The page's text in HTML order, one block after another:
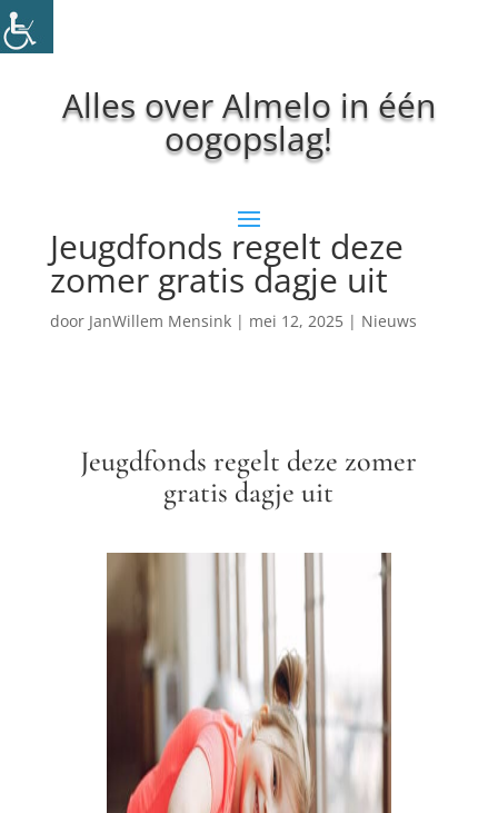
Alles over Almelo in één
oogopslag!
Jeugdfonds regelt deze
zomer gratis dagje uit
door JanWillem Mensink| mei 12, 2025| Nieuws
Jeugdfonds regelt deze zomer
gratis dagje uit